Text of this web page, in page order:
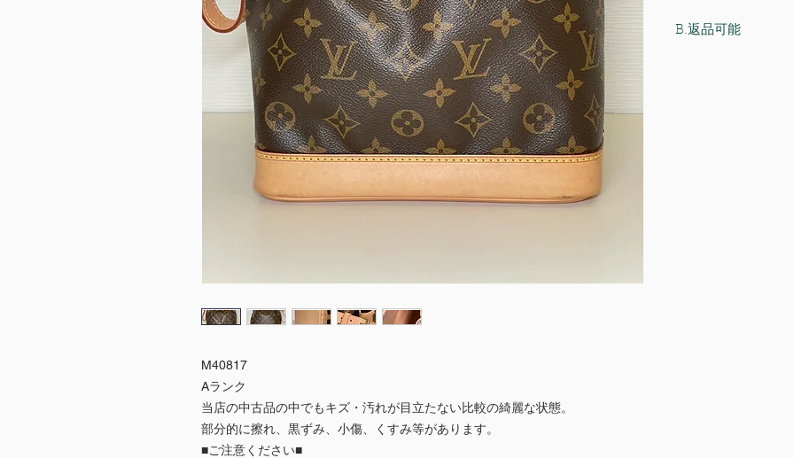
M40817
Aランク
当店の中古品の中でもキズ・汚れが目立たない比較の綺麗な状態。
部分的に擦れ、黒ずみ、小傷、くすみ等があります。
■ご注意ください■
B.返品可能